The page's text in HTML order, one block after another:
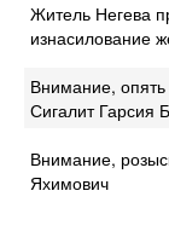
Житель Негева
изнасилование
Внимание,
Сигалит Гарсия
Внимание,
Яхимович